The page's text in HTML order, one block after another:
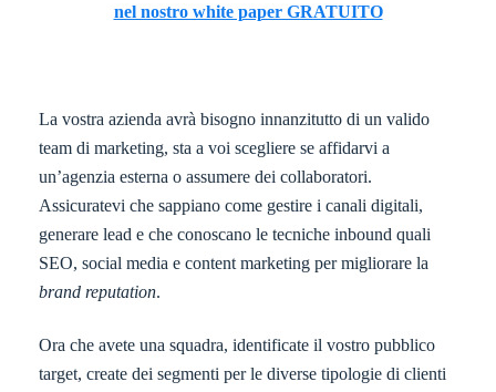
nel nostro white paper GRATUITO
La vostra azienda avrà bisogno innanzitutto di un valido
team di marketing, sta a voi scegliere se affidarvi a
un’agenzia esterna o assumere dei collaboratori.
Assicuratevi che sappiano come gestire i canali digitali,
generare lead e che conoscano le tecniche inbound quali
SEO, social media e content marketing per migliorare la
brand reputation.
Ora che avete una squadra, identificate il vostro pubblico
target, create dei segmenti per le diverse tipologie di clienti